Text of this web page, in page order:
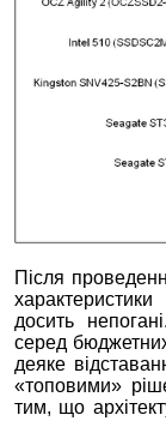
Після
досить
серед
деяке
«топовими»
тим, що